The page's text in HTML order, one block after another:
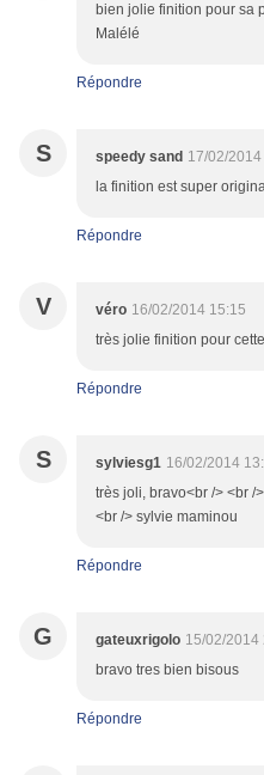
bien jolie finition pour sa
Malélé
Répondre
S speedy sand 17/02/
la finition est super
Répondre
V véro 16/02/2014 15:15
très jolie finition pour
Répondre
S sylviesg1 16/02/2014
très joli, bravo<br /> <br /
<br /> sylvie maminou
Répondre
G gateuxrigolo 15/02/2014
bravo tres bien bisous
Répondre